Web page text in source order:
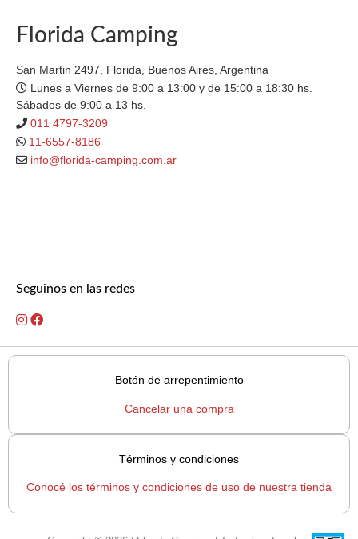
Florida Camping
San Martin 2497, Florida, Buenos Aires, Argentina
Lunes a Viernes de 9:00 a 13:00 y de 15:00 a 18:30 hs.
Sábados de 9:00 a 13 hs.
011 4797-3209
11-6557-8186
info@florida-camping.com.ar
Seguinos en las redes
Botón de arrepentimiento
Cancelar una compra
Términos y condiciones
Conocé los términos y condiciones de uso de nuestra tienda